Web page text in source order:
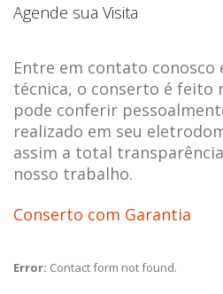
Agende sua Visita
Entre em contato conosco
técnica, o conserto é feito
pode conferir
realizado em seu
assim a total
nosso trabalho.
Conserto com Garantia
Error: Contact form not found.